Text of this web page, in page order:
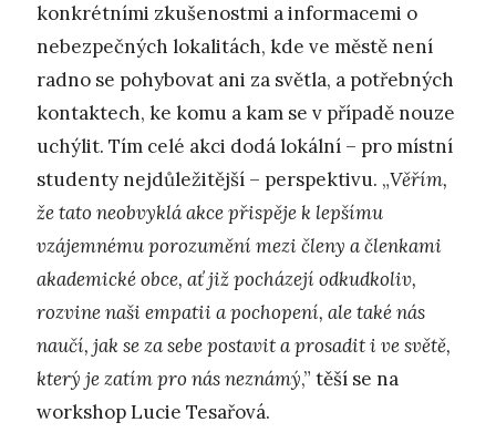
konkrétními zkušenostmi a informacemi o
nebezpečných lokalitách, kde ve městě není
radno se pohybovat ani za světla, a potřebných
kontaktech, ke komu a kam se v případě nouze
uchýlit. Tím celé akci dodá lokální – pro místní
studenty nejdůležitější – perspektivu. „Věřím,
že tato neobvyklá akce přispěje k lepšímu
vzájemnému porozumění mezi členy a členkami
akademické obce, ať již pocházejí odkudkoliv,
rozvine naši empatii a pochopení, ale také nás
naučí, jak se za sebe postavit a prosadit i ve světě,
který je zatím pro nás neznámý,” těší se na
workshop Lucie Tesařová.